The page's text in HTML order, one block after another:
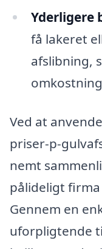
Yderligere
få lakeret
afslibning,
Ved at
priser-p-
nemt
pålideligt
Gennem en
uforpligtende